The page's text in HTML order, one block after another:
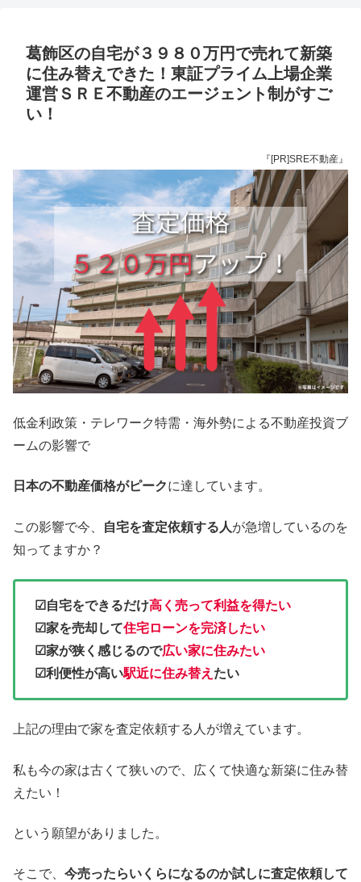
葛飾区の自宅が３９８０万円で売れて新築
に住み替えできた！東証プライム上場企業
運営ＳＲＥ不動産のエージェント制がすご
い！
『[PR]SRE不動産』
低金利政策・テレワーク特需・海外勢による不動産投資ブ
ームの影響で
日本の不動産価格がピークに達しています。
この影響で今、 自宅を査定依頼する人が急増しているのを
知ってますか？
☑自宅をできるだけ高く売って利益を得たい
☑家を売却して住宅ローンを完済したい
☑家が狭く感じるので広い家に住みたい
☑利便性が高い駅近に住み替え たい
上記の理由で家を査定依頼する人が増えています。
私も今の家は古くて狭いので、広くて快適な新築に住み替
えたい！
という願望がありました。
そこで、 今売ったらいくらになるのか試しに査定依頼して